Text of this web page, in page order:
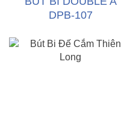
DPB-107